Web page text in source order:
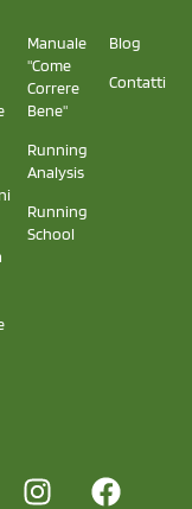
Manuale
"Come
Correre
Bene"
Running
Analysis
Running
School
Blog
Contatti